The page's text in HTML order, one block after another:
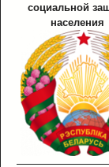
социальной
населения